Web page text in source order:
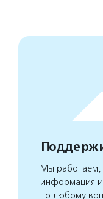
Мы работаем,
информация
по любому